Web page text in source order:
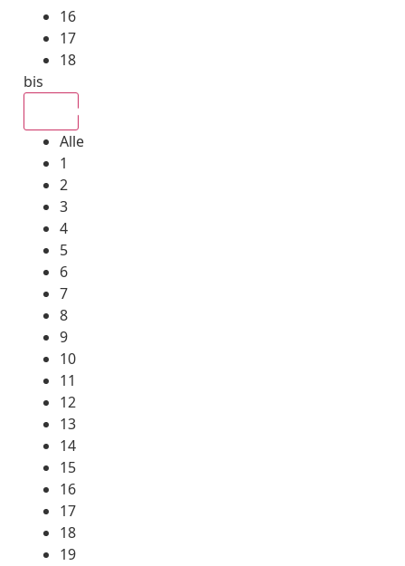
16
17
18
bis
Alle
1
2
3
4
5
6
7
8
9
10
11
12
13
14
15
16
17
18
19